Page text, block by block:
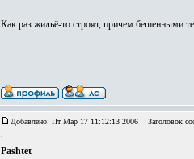
Как раз жильё-то строят, причем бешенными
Добавлено: Пт Мар 17 11:12:13 2006 Заголовок
Pashtet